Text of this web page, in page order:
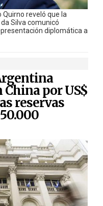
Quirno reveló que la
Silva comunicó
diplomática a
por US$
reservas